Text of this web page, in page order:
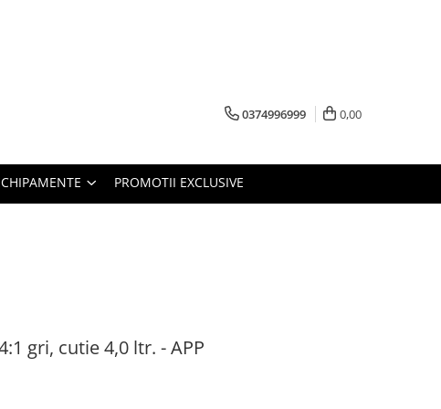
0374996999 0,00
PROMOTII EXCLUSIVE
gri, cutie 4,0 ltr. - APP